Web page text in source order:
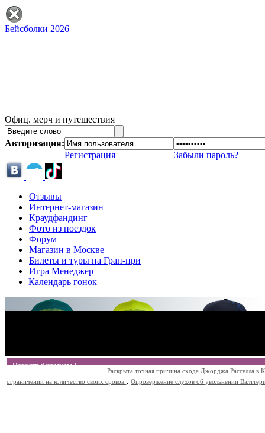
Бейсболки 2026
Офиц. мерч и путешествия
Авторизация:
Регистрация
Забыли пароль?
Отзывы
Интернет-магазин
Краудфандинг
Фото из поездок
Форум
Магазин в Москве
Билеты и туры на Гран-при
Игра Менеджер
Календарь гонок
Новости Формулы 1
Раскрыта точная причина схода Джорджа Расселла в
ограничений на количество своих сроков. , Опровержение слухов об увольнении